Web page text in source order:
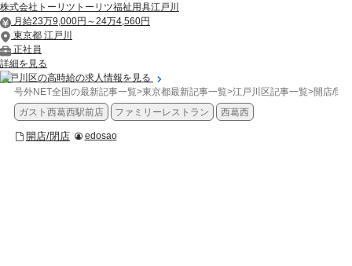
株式会社トーリツトーリツ福祉用具江戸川
月給23万9,000円～24万4,560円
東京都 江戸川
正社員
詳細を見る
江戸川区の高時給の求人情報を見る
号外NET全国の最新記事一覧>東京都最新記事一覧>江戸川区記事一覧>開店/閉
ガスト西葛西駅前店
ファミリーレストラン 西葛西
開店/閉店 edosao